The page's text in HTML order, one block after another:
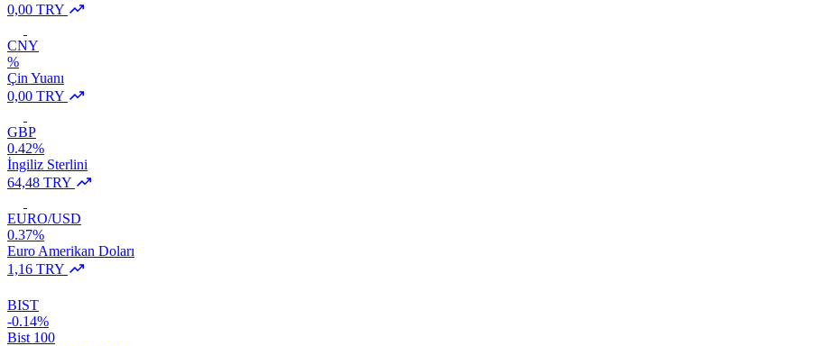
0,00 TRY
CNY
%
Çin Yuanı
0,00 TRY
GBP
0.42%
İngiliz Sterlini
64,48 TRY
EURO/USD
0.37%
Euro Amerikan Doları
1,16 TRY
BIST
-0.14%
Bist 100